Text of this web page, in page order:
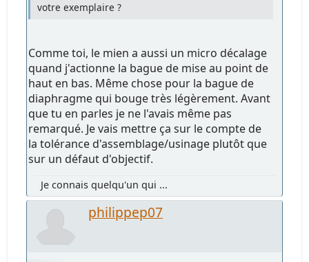
votre exemplaire ?
Comme toi, le mien a aussi un micro décalage
quand j'actionne la bague de mise au point de
haut en bas. Même chose pour la bague de
diaphragme qui bouge très légèrement. Avant
que tu en parles je ne l'avais même pas
remarqué. Je vais mettre ça sur le compte de
la tolérance d'assemblage/usinage plutôt que
sur un défaut d'objectif.
Je connais quelqu'un qui ...
philippep07